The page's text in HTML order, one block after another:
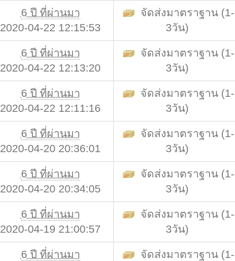
6 ปี ที่ผ่านมา
2020-04-22 12:15:53
จัดส่งมาตราฐาน (1-
3วัน)
6 ปี ที่ผ่านมา
2020-04-22 12:13:20
จัดส่งมาตราฐาน (1-
3วัน)
6 ปี ที่ผ่านมา
2020-04-22 12:11:16
จัดส่งมาตราฐาน (1-
3วัน)
6 ปี ที่ผ่านมา
2020-04-20 20:36:01
จัดส่งมาตราฐาน (1-
3วัน)
6 ปี ที่ผ่านมา
2020-04-20 20:34:05
จัดส่งมาตราฐาน (1-
3วัน)
6 ปี ที่ผ่านมา
2020-04-19 21:00:57
จัดส่งมาตราฐาน (1-
3วัน)
6 ปี ที่ผ่านมา
จัดส่งมาตราฐาน (1-